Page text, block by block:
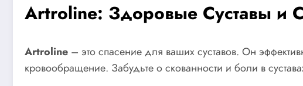
Artroline: Здоровые Суставы и
Artroline – это спасение для ваших суставов. Он
кровообращение. Забудьте о скованности и боли в